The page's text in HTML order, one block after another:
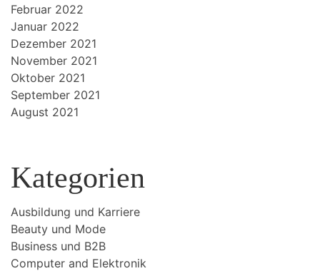
Februar 2022
Januar 2022
Dezember 2021
November 2021
Oktober 2021
September 2021
August 2021
Kategorien
Ausbildung und Karriere
Beauty und Mode
Business und B2B
Computer and Elektronik